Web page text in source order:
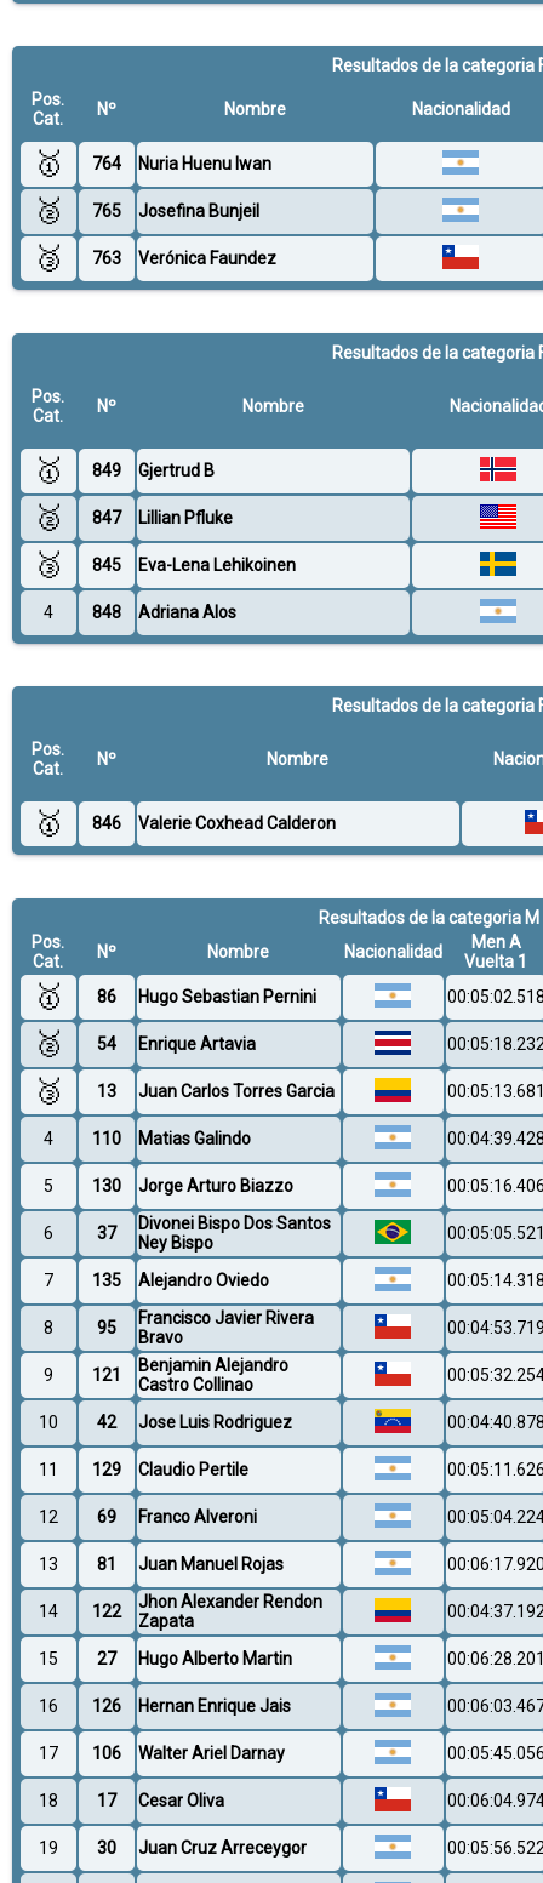
Resultados de la categoria
Pos.
Cat.
Nº Nombre Nacionalidad
🥇 764 Nuria Huenu Iwan
🥈 765 Josefina Bunjeil
🥉 763 Verónica Faundez
Resultados de la categoria
Pos.
Cat.
Nº Nombre
🥇 849 Gjertrud B
🥈 847 Lillian Pfluke
🥉 845 Eva-Lena Lehikoinen
4 848 Adriana Alos
Resultados de la categoria
Pos.
Cat.
Nº Nombre
🥇 846 Valerie Coxhead Calderon
Resultados de la categoria
Pos.
Cat.
Nº Nombre Nacionalidad
Men A
Vuelta 1
🥇 86 Hugo Sebastian Pernini
🥈 54 Enrique Artavia
🥉 13 Juan Carlos Torres Garcia
4 110 Matias Galindo
5 130 Jorge Arturo Biazzo
6 37
Divonei Bispo Dos Santos
Ney Bispo
7 135 Alejandro Oviedo
8 95
Francisco Javier Rivera
Bravo
9 121
Benjamin Alejandro
Castro Collinao
10 42 Jose Luis Rodriguez
11 129 Claudio Pertile
12 69 Franco Alveroni
13 81 Juan Manuel Rojas
14 122
Jhon Alexander Rendon
Zapata
15 27 Hugo Alberto Martin
16 126 Hernan Enrique Jais
17 106 Walter Ariel Darnay
18 17 Cesar Oliva
19 30 Juan Cruz Arreceygor